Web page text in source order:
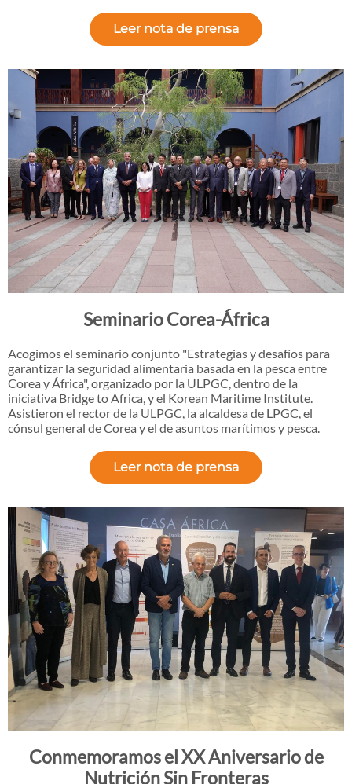
Leer nota de prensa
Seminario Corea-África
Acogimos el seminario conjunto "Estrategias y desafíos para
garantizar la seguridad alimentaria basada en la pesca entre
Corea y África", organizado por la ULPGC, dentro de la
iniciativa Bridge to Africa, y el Korean Maritime Institute.
Asistieron el rector de la ULPGC, la alcaldesa de LPGC, el
cónsul general de Corea y el de asuntos marítimos y pesca.
Leer nota de prensa
Conmemoramos el XX Aniversario de
Nutrición Sin Fronteras